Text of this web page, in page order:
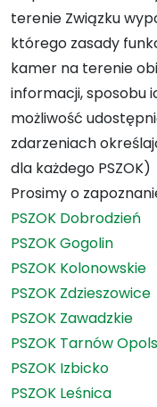
terenie Związku
którego zasady
kamer na terenie
informacji, sposobu
możliwość
zdarzeniach
dla każdego PSZOK)
Prosimy o
PSZOK Dobrodzień
PSZOK Gogolin
PSZOK Kolonowskie
PSZOK Zdzieszowice
PSZOK Zawadzkie
PSZOK Tarnów
PSZOK Izbicko
PSZOK Leśnica